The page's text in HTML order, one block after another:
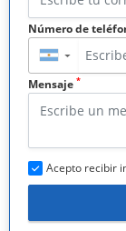
Número de
▼
Mensaje *
Acepto recibir